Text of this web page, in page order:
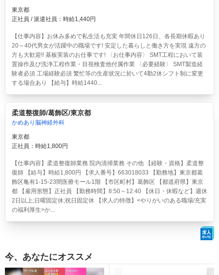
東京都
正社員 / 派遣社員：時給1,440円
【仕事内容】お休み多めで私生活も充実 年間休日126日、各長期休暇あり
20～40代男女が活躍中の職場です! 安定した暮らしと働き方を実現 遠方の
方も大歓迎!! 基板実装のお仕事です! 〈お仕事内容〉 SMT工程において装
置操作及び洗浄工程作業・目視検査他付属作業 〈必要経験〉 SMT製造経
験者必須 工場経験必須 繁忙等の生産状況に於いて4勤2休シフト制に変更
する場合あり 【給与】時給1440...
柔道整復師/葛飾区/東京都
かめあり脳神経外科
東京都
正社員：時給1,800円
【仕事内容】柔道整復師業務 院内清掃業務 その他 【経験・資格】柔道整
復師 【給与】時給1,800円 【求人番号】663018033 【勤務地】東京都葛
飾区亀有1-15-23間医療モール1階 【市区町村】葛飾区 【都道府県】東京
都 【雇用形態】正社員 【勤務時間】8:50～12:40 【休日・休暇など】週休
2日以上;日曜固定休;祝日固定休 【求人の特徴】<やりがいのある職場/充実
の福利厚生>か...
今、あなたにオススメ